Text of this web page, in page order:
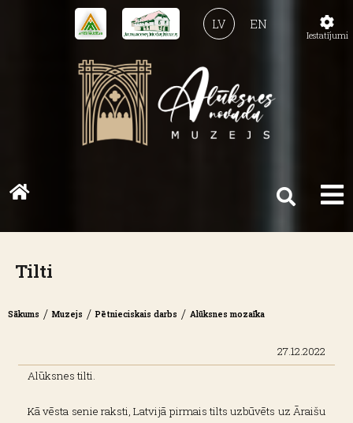
EN
LV
Tilti
Sākums / Muzejs / Pētnieciskais darbs / Alūksnes mozaīka
27.12.2022
Alūksnes tilti.
Kā vēsta senie raksti, Latvijā pirmais tilts uzbūvēts uz Āraišu
Iestatījumi